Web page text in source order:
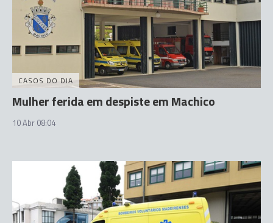
CASOS DO DIA
Mulher ferida em despiste em Machico
10 Abr 08:04